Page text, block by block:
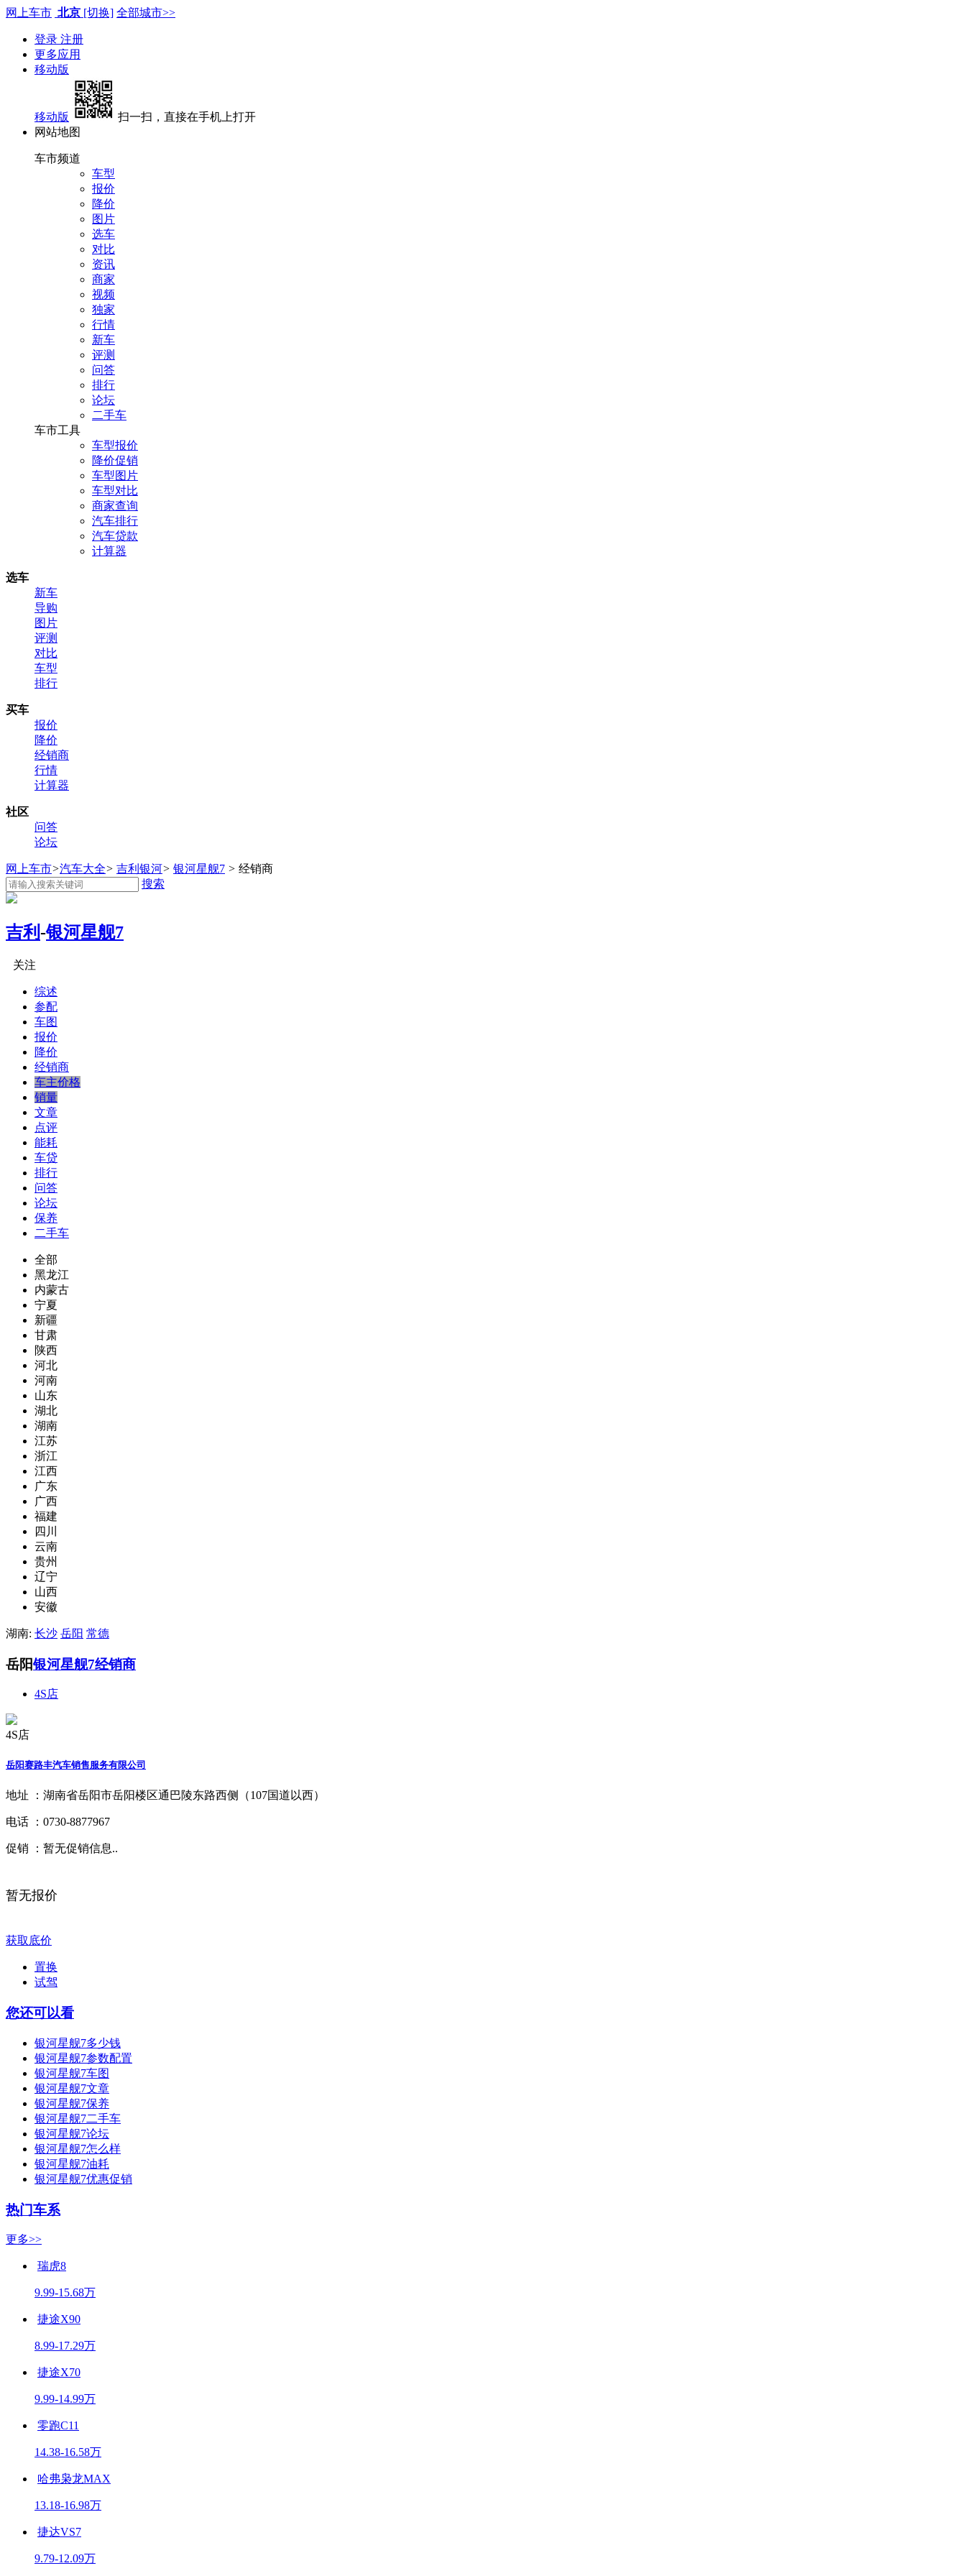
网上车市 北京 [切换] 全部城市>>
登录 注册
更多应用
移动版
移动版
扫一扫，直接在手机上打开
网站地图
车市频道
车型
报价
降价
图片
选车
对比
资讯
商家
视频
独家
行情
新车
评测
问答
排行
论坛
二手车
车市工具
车型报价
降价促销
车型图片
车型对比
商家查询
汽车排行
汽车贷款
计算器
选车
新车
导购
图片
评测
对比
车型
排行
买车
报价
降价
经销商
行情
计算器
社区
问答
论坛
网上车市>汽车大全> 吉利银河> 银河星舰7 > 经销商
搜索
吉利-银河星舰7
关注
综述
参配
车图
报价
降价
经销商
车主价格
销量
文章
点评
能耗
车贷
排行
问答
论坛
保养
二手车
全部
黑龙江
内蒙古
宁夏
新疆
甘肃
陕西
河北
河南
山东
湖北
湖南
江苏
浙江
江西
广东
广西
福建
四川
云南
贵州
辽宁
山西
安徽
湖南: 长沙 岳阳 常德
岳阳银河星舰7经销商
4S店
4S店
岳阳赛路丰汽车销售服务有限公司
地址 ： 湖南省岳阳市岳阳楼区通巴陵东路西侧（107国道以西）
电话 ： 0730-8877967
促销 ： 暂无促销信息..
暂无报价
获取底价
置换
试驾
您还可以看
银河星舰7多少钱
银河星舰7参数配置
银河星舰7车图
银河星舰7文章
银河星舰7保养
银河星舰7二手车
银河星舰7论坛
银河星舰7怎么样
银河星舰7油耗
银河星舰7优惠促销
热门车系
更多>>
瑞虎8
9.99-15.68万
捷途X90
8.99-17.29万
捷途X70
9.99-14.99万
零跑C11
14.38-16.58万
哈弗枭龙MAX
13.18-16.98万
捷达VS7
9.79-12.09万